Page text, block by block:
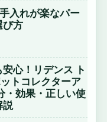
入れが楽なパー
び方
心！リデンス ト
トコレクターア
・効果・正しい使
説